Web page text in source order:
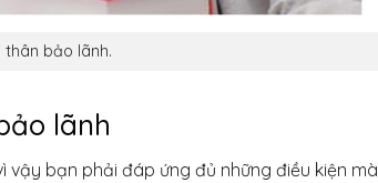
thân bảo lãnh.
lãnh
bạn phải đáp ứng đủ những điều kiện mà